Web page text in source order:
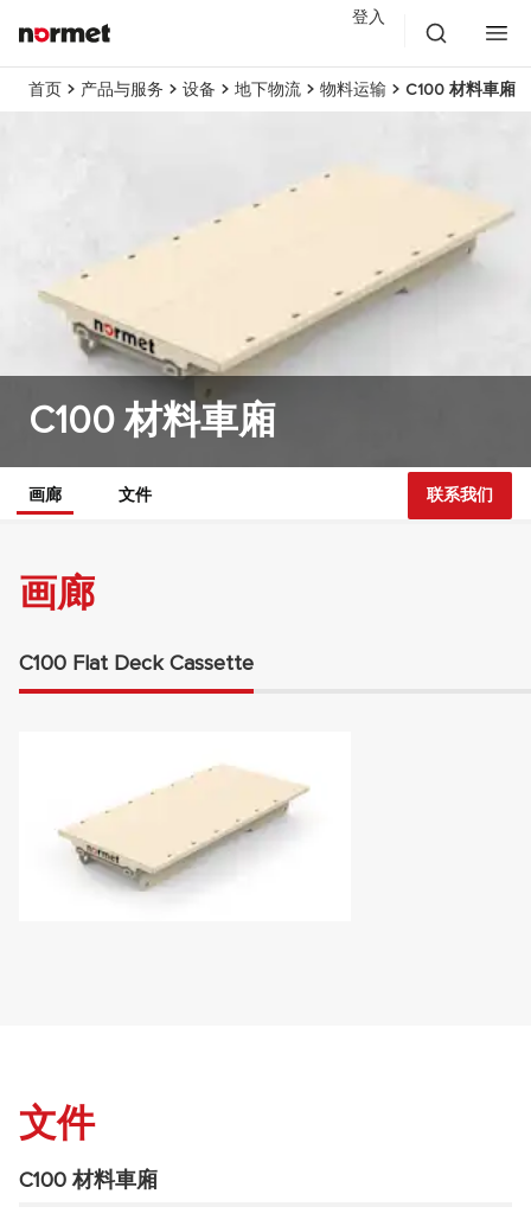
登入
首页 产品与服务 设备 地下物流 物料运输 C100 材料車廂
C100 材料車廂
画廊 文件 联系我们
画廊
C100 Flat Deck Cassette
文件
C100 材料車廂